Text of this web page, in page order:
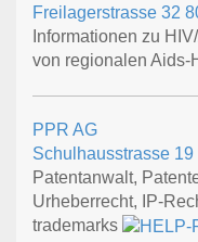
Freilagerstrasse 32
Informationen zu
von regionalen Aids-
PPR AG
Schulhausstrasse 19
Patentanwalt,
Urheberrecht, IP-
trademarks